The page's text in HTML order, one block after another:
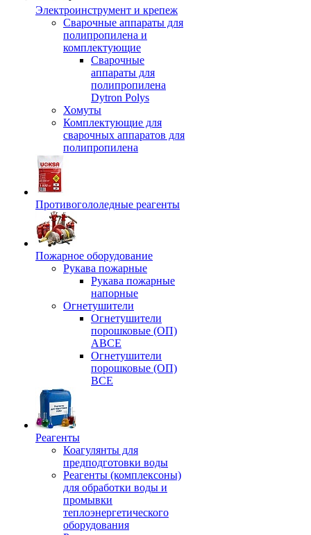
Электроинструмент и крепеж
Сварочные аппараты для
полипропилена и
комплектующие
Сварочные
аппараты для
полипропилена
Dytron Polys
Хомуты
Комплектующие для
сварочных аппаратов для
полипропилена
Противогололедные реагенты
Пожарное оборудование
Рукава пожарные
Рукава пожарные
напорные
Огнетушители
Огнетушители
порошковые (ОП)
АВСЕ
Огнетушители
порошковые (ОП)
ВСЕ
Реагенты
Коагулянты для
предподготовки воды
Реагенты (комплексоны)
для обработки воды и
промывки
теплоэнергетического
оборудования